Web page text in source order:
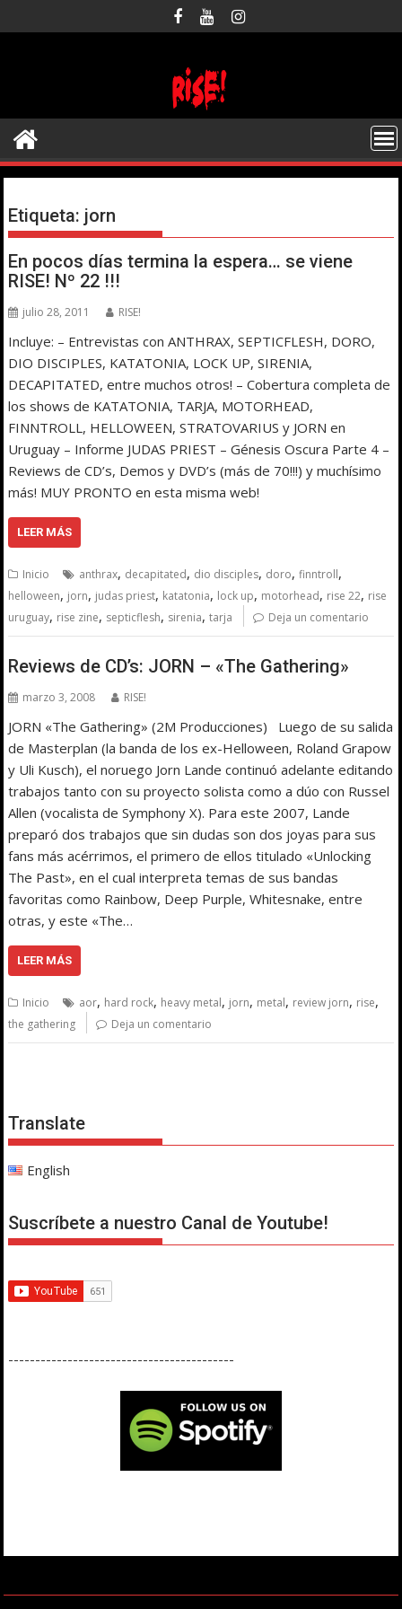
al
Etiqueta: jorn
En pocos días termina la espera… se viene
RISE! Nº 22 !!!
julio 28, 2011 RISE!
Incluye: – Entrevistas con ANTHRAX, SEPTICFLESH, DORO,
DIO DISCIPLES, KATATONIA, LOCK UP, SIRENIA,
DECAPITATED, entre muchos otros! – Cobertura completa de
los shows de KATATONIA, TARJA, MOTORHEAD,
FINNTROLL, HELLOWEEN, STRATOVARIUS y JORN en
Uruguay – Informe JUDAS PRIEST – Génesis Oscura Parte 4 –
Reviews de CD’s, Demos y DVD’s (más de 70!!!) y muchísimo
más! MUY PRONTO en esta misma web!
LEER MÁS
Inicio anthrax, decapitated, dio disciples, doro,finntroll,
helloween, jorn, judas priest, katatonia, lock up, motorhead, rise 22, rise
uruguay, rise zine, septicflesh, sirenia,tarja Deja un comentario
Reviews de CD’s: JORN – «The Gathering»
marzo 3, 2008 RISE!
JORN «The Gathering» (2M Producciones) Luego de su salida
de Masterplan (la banda de los ex-Helloween, Roland Grapow
y Uli Kusch), el noruego Jorn Lande continuó adelante editando
trabajos tanto con su proyecto solista como a dúo con Russel
Allen (vocalista de Symphony X). Para este 2007, Lande
preparó dos trabajos que sin dudas son dos joyas para sus
fans más acérrimos, el primero de ellos titulado «Unlocking
The Past», en el cual interpreta temas de sus bandas
favoritas como Rainbow, Deep Purple, Whitesnake, entre
otras, y este «The…
LEER MÁS
Inicio aor, hard rock, heavy metal, jorn, metal, review jorn, rise,
the gathering Deja un comentario
Translate
English
Suscríbete a nuestro Canal de Youtube!
------------------------------------------